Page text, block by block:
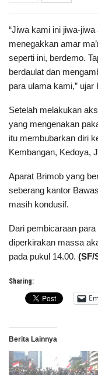
“Jiwa kami ini jiwa-
menegakkan amar
seperti ini, berdemo.
berdaulat dan
para ulama kami,” ujar
Setelah melakukan
yang mengenakan
itu membubarkan diri
Kembangan, Kedoya,
Aparat Brimob yang
seberang kantor
masih kondusif.
Dari pembicaraan
diperkirakan massa
pada pukul 14.00. (SF/
Sharing:
Berita Lainnya